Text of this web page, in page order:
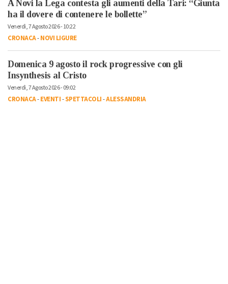
A Novi la Lega contesta gli aumenti della Tari: “Giunta
ha il dovere di contenere le bollette”
Venerdì, 7 Agosto 2026 - 10:22
CRONACA-NOVI LIGURE
Domenica 9 agosto il rock progressive con gli
Insynthesis al Cristo
Venerdì, 7 Agosto 2026 - 09:02
CRONACA-EVENTI-SPETTACOLI-ALESSANDRIA